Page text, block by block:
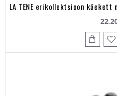
LA TENE erikollektsioon käekett